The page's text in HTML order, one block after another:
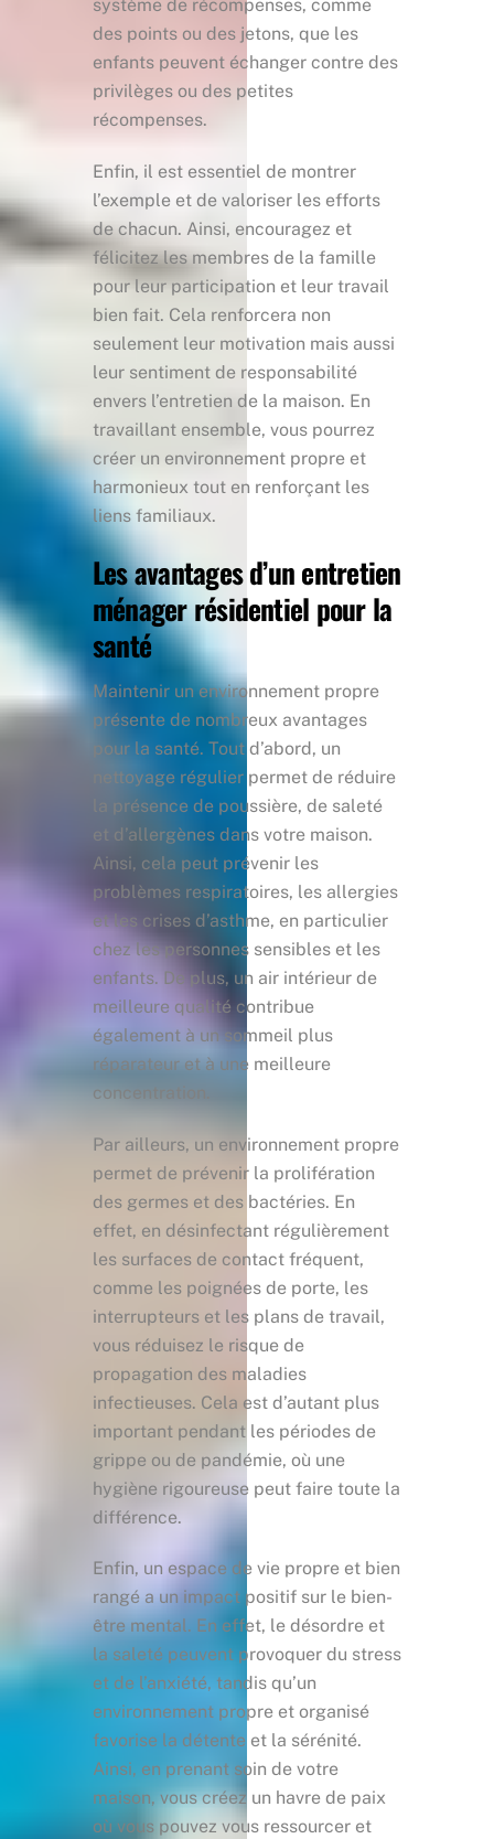
système de récompenses, comme
des points ou des jetons, que les
enfants peuvent échanger contre des
privilèges ou des petites
récompenses.
Enfin, il est essentiel de montrer
l’exemple et de valoriser les efforts
de chacun. Ainsi, encouragez et
félicitez les membres de la famille
pour leur participation et leur travail
bien fait. Cela renforcera non
seulement leur motivation mais aussi
leur sentiment de responsabilité
envers l’entretien de la maison. En
travaillant ensemble, vous pourrez
créer un environnement propre et
harmonieux tout en renforçant les
liens familiaux.
Les avantages d’un entretien
ménager résidentiel pour la
santé
Maintenir un environnement propre
présente de nombreux avantages
pour la santé. Tout d’abord, un
nettoyage régulier permet de réduire
la présence de poussière, de saleté
et d’allergènes dans votre maison.
Ainsi, cela peut prévenir les
problèmes respiratoires, les allergies
et les crises d’asthme, en particulier
chez les personnes sensibles et les
enfants. De plus, un air intérieur de
meilleure qualité contribue
également à un sommeil plus
réparateur et à une meilleure
concentration.
Par ailleurs, un environnement propre
permet de prévenir la prolifération
des germes et des bactéries. En
effet, en désinfectant régulièrement
les surfaces de contact fréquent,
comme les poignées de porte, les
interrupteurs et les plans de travail,
vous réduisez le risque de
propagation des maladies
infectieuses. Cela est d’autant plus
important pendant les périodes de
grippe ou de pandémie, où une
hygiène rigoureuse peut faire toute la
différence.
Enfin, un espace de vie propre et bien
rangé a un impact positif sur le bien-
être mental. En effet, le désordre et
la saleté peuvent provoquer du stress
et de l’anxiété, tandis qu’un
environnement propre et organisé
favorise la détente et la sérénité.
Ainsi, en prenant soin de votre
maison, vous créez un havre de paix
où vous pouvez vous ressourcer et